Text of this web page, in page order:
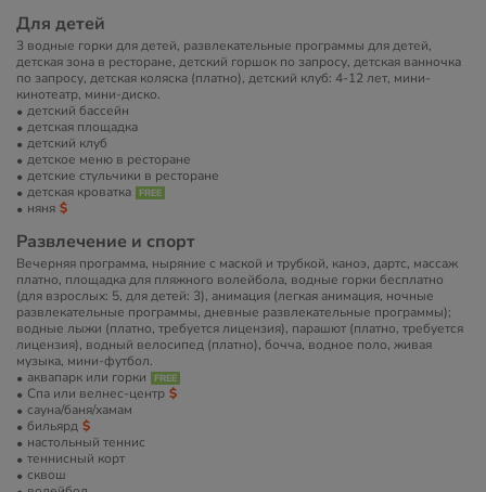
Для детей
3 водные горки для детей, развлекательные программы для детей,
детская зона в ресторане, детский горшок по запросу, детская ванночка
по запросу, детская коляска (платно), детский клуб: 4-12 лет, мини-
кинотеатр, мини-диско.
детский бассейн
детская площадка
детский клуб
детское меню в ресторане
детские стульчики в ресторане
детская кроватка
няня
Развлечение и спорт
Вечерняя программа, ныряние с маской и трубкой, каноэ, дартс, массаж
платно, площадка для пляжного волейбола, водные горки бесплатно
(для взрослых: 5, для детей: 3), анимация (легкая анимация, ночные
развлекательные программы, дневные развлекательные программы);
водные лыжи (платно, требуется лицензия), парашют (платно, требуется
лицензия), водный велосипед (платно), бочча, водное поло, живая
музыка, мини-футбол.
аквапарк или горки
Спа или велнес-центр
сауна/баня/хамам
бильярд
настольный теннис
теннисный корт
сквош